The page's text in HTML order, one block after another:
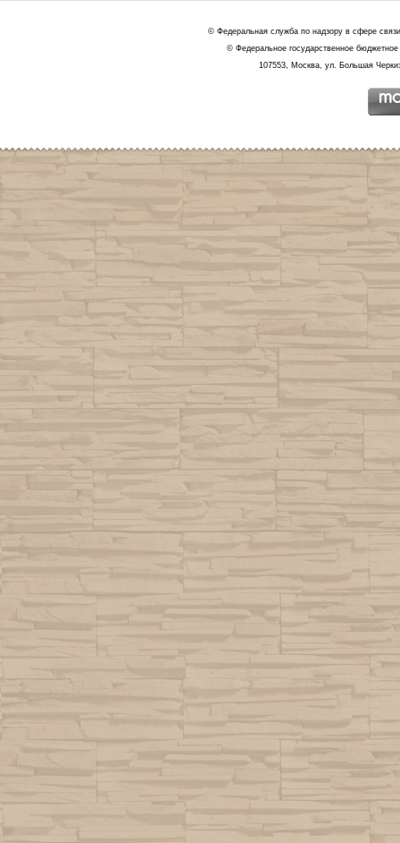
© Федеральная служба по надзору в сфере
© Федеральное государственное
107553, Москва, ул. Большая